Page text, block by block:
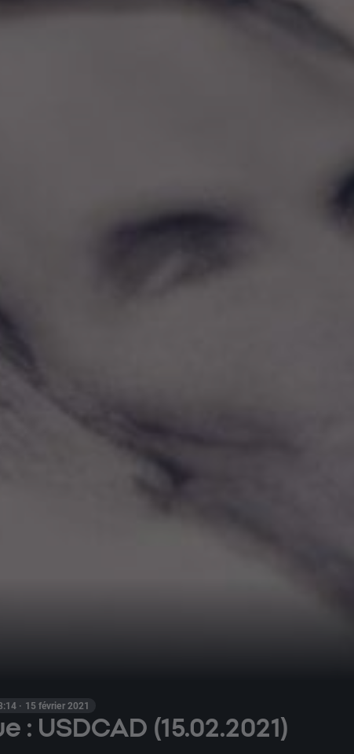
· 15 février 2021
: USDCAD (15.02.2021)